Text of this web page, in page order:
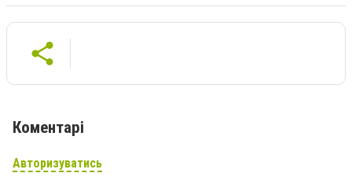
Коментарі
Авторизуватись